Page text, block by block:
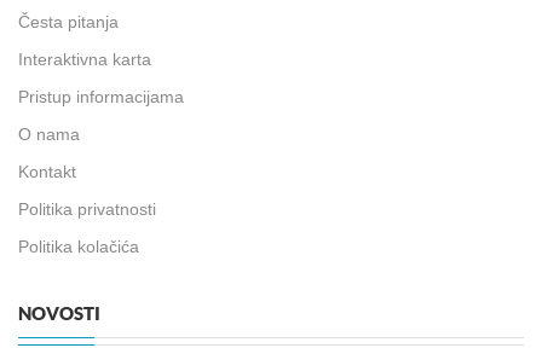
Česta pitanja
Interaktivna karta
Pristup informacijama
O nama
Kontakt
Politika privatnosti
Politika kolačića
NOVOSTI